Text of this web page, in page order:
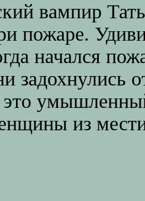
вампир
пожаре.
начался
задохнулись
из